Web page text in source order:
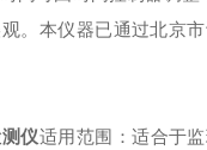
。本仪器已通过北京
仪适用范围：适合于